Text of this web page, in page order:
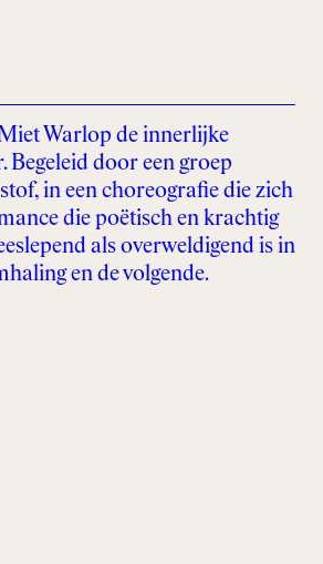
Warlop de innerlijke
Begeleid door een groep
in een choreografie die zich
die poëtisch en krachtig
als overweldigend is in
en de volgende.